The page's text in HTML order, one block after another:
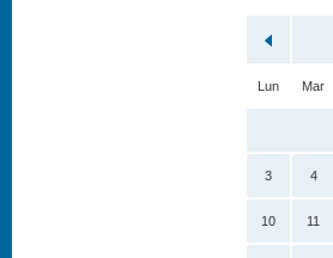
Lun Mar
3 4
10 11